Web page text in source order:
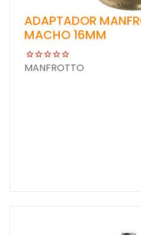
ADAPTADOR
MACHO 16MM
MANFROTTO